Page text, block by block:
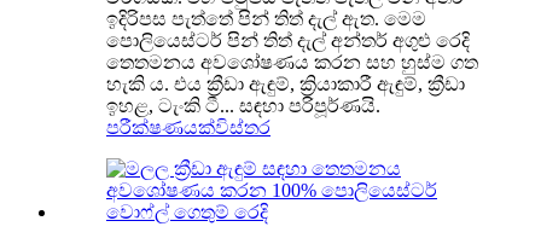
ඉදිරිපස පැත්තේ පින් තිත් දැල් ඇත. මෙම
පොලියෙස්ටර් පින් තිත් දැල් අන්තර් අගුළු රෙදි
තෙතමනය අවශෝෂණය කරන සහ හුස්ම ගත
හැකි ය. එය ක්‍රීඩා ඇඳුම්, ක්‍රියාකාරී ඇඳුම්, ක්‍රීඩා
ඉහළ, ටැංකි ටී... සඳහා පරිපූර්ණයි.
පරීක්ෂණයක්විස්තර